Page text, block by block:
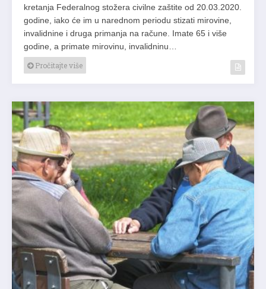
kretanja Federalnog stožera civilne zaštite od 20.03.2020.
godine, iako će im u narednom periodu stizati mirovine,
invalidnine i druga primanja na račune. Imate 65 i više
godine, a primate mirovinu, invalidninu…
Pročitajte više